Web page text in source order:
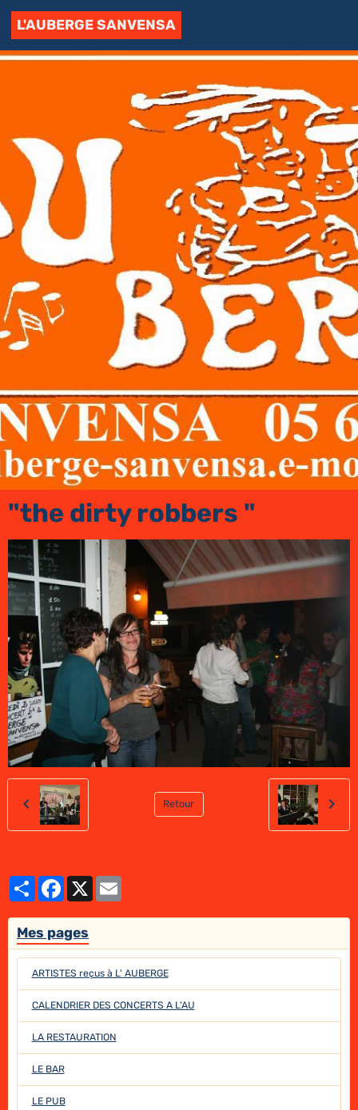
L'AUBERGE SANVENSA
"the dirty robbers "
Retour
PartagerFacebook
X
Mes pages
ARTISTES reçus à L' AUBERGE
CALENDRIER DES CONCERTS A L'AU
LA RESTAURATION
LE BAR
LE PUB